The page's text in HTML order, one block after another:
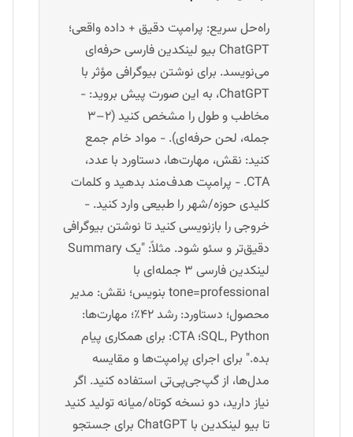
راه‌حل سریع: پرامپت دقیق + داده واقعی؛
ChatGPT بیو لینکدین فارسی حرفه‌ای
می‌نویسد. برای نوشتن بیوگرافی مؤثر با
ChatGPT، به این صورت پیش بروید: -
مخاطب و طول را مشخص کنید (۲–۳
جمله، لحن حرفه‌ای). - مواد خام جمع
کنید: نقش، مهارت‌ها، دستاورد با عدد،
CTA. - پرامپت هدف‌مند بدهید و کلمات
کلیدی حوزه/شهر را طبیعی وارد کنید. -
خروجی را بازنویسی کنید تا نوشتن بیوگرافی
دقیق‌تر و سئو شود. مثلاً: "یک Summary
لینکدین فارسی ۳ جمله‌ای با
tone=professional بنویس؛ نقش: مدیر
محصول؛ دستاورد: رشد ۴۲٪؛ مهارت‌ها:
SQL, Python؛ CTA: برای همکاری پیام
بده." برای اجرای پرامپت‌ها و مقایسه
مدل‌ها، از گپ‌جی‌پی‌تی استفاده کنید. اگر
نیاز دارید، دو نسخه کوتاه/میانه تولید کنید
تا بیو لینکدین با ChatGPT برای جستجو